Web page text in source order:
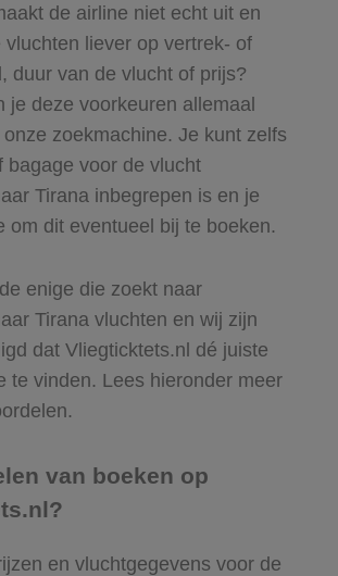
de airline niet echt uit en
vluchten liever op vertrek- of
duur van de vlucht of prijs?
je deze voorkeuren allemaal
zoekmachine. Je kunt zelfs
bagage voor de vlucht
Tirana inbegrepen is en je
om dit eventueel bij te boeken.
enige die zoekt naar
Tirana vluchten en wij zijn
dat Vliegticktets.nl dé juiste
te vinden. Lees hieronder meer
van boeken op
en vluchtgegevens voor de